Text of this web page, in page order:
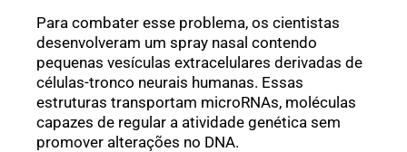
Para combater esse problema, os cientistas
desenvolveram um spray nasal contendo
pequenas vesículas extracelulares derivadas de
células-tronco neurais humanas. Essas
estruturas transportam microRNAs, moléculas
capazes de regular a atividade genética sem
promover alterações no DNA.